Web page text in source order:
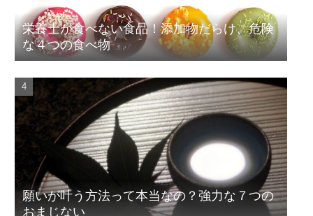
栄養士が食べない食品！添加物だらけ、危険
な４つの食べ物
願いが叶う方法って本当なの？強力な７つの
おまじない